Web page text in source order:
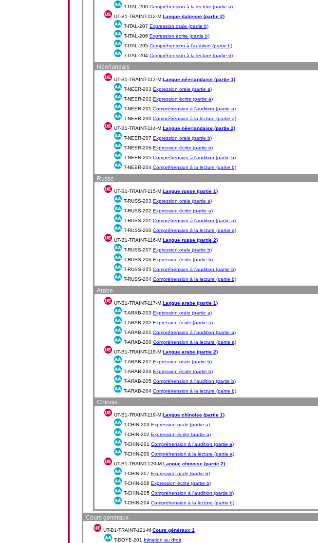
T-ITAL-200 Compréhension à la lecture (partie a)
UT-B1-TRAINT-112-M Langue italienne (partie 2)
T-ITAL-207 Expression orale (partie b)
T-ITAL-206 Expression écrite (partie b)
T-ITAL-205 Compréhension à l'audition (partie b)
T-ITAL-204 Compréhension à la lecture (partie b)
Néerlandais
UT-B1-TRAINT-113-M Langue néerlandaise (partie 1)
T-NEER-203 Expression orale (partie a)
T-NEER-202 Expression écrite (partie a)
T-NEER-201 Compréhension à l'audition (partie a)
T-NEER-200 Compréhension à la lecture (partie a)
UT-B1-TRAINT-114-M Langue néerlandaise (partie 2)
T-NEER-207 Expression orale (partie b)
T-NEER-206 Expression écrite (partie b)
T-NEER-205 Compréhension à l'audition (partie b)
T-NEER-204 Compréhension à la lecture (partie b)
Russe
UT-B1-TRAINT-115-M Langue russe (partie 1)
T-RUSS-203 Expression orale (partie a)
T-RUSS-202 Expression écrite (partie a)
T-RUSS-201 Compréhension à l'audition (partie a)
T-RUSS-200 Compréhension à la lecture (partie a)
UT-B1-TRAINT-116-M Langue russe (partie 2)
T-RUSS-207 Expression orale (partie b)
T-RUSS-206 Expression écrite (partie b)
T-RUSS-205 Compréhension à l'audition (partie b)
T-RUSS-204 Compréhension à la lecture (partie b)
Arabe
UT-B1-TRAINT-117-M Langue arabe (partie 1)
T-ARAB-203 Expression orale (partie a)
T-ARAB-202 Expression écrite (partie a)
T-ARAB-201 Compréhension à l'audition (partie a)
T-ARAB-200 Compréhension à la lecture (partie a)
UT-B1-TRAINT-118-M Langue arabe (partie 2)
T-ARAB-207 Expression orale (partie b)
T-ARAB-206 Expression écrite (partie b)
T-ARAB-205 Compréhension à l'audition (partie b)
T-ARAB-204 Compréhension à la lecture (partie b)
Chinois
UT-B1-TRAINT-119-M Langue chinoise (partie 1)
T-CHIN-203 Expression orale (partie a)
T-CHIN-202 Expression écrite (partie a)
T-CHIN-201 Compréhension à l'audition (partie a)
T-CHIN-200 Compréhension à la lecture (partie a)
UT-B1-TRAINT-120-M Langue chinoise (partie 2)
T-CHIN-207 Expression orale (partie b)
T-CHIN-206 Expression écrite (partie b)
T-CHIN-205 Compréhension à l'audition (partie b)
T-CHIN-204 Compréhension à la lecture (partie b)
Cours généraux
UT-B1-TRAINT-121-M Cours généraux 1
T-DOYE-201 Initiation au droit